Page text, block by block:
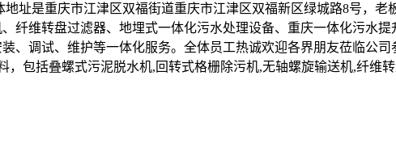
址是重庆市江津区双福街道重庆市江津区双福新区绿城路8号，
纤维转盘过滤器、地埋式一体化污水处理设备、重庆一体化污水
、调试、维护等一体化服务。全体员工热诚欢迎各界朋友莅临公
，包括叠螺式污泥脱水机,回转式格栅除污机,无轴螺旋输送机,纤维